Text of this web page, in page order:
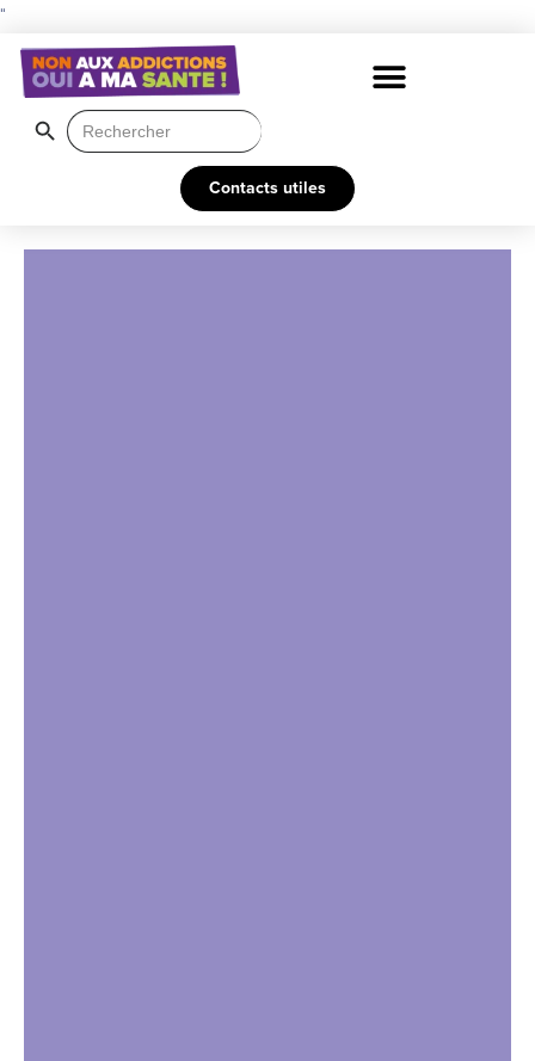
"
Search
for:
Search Button
Contacts utiles